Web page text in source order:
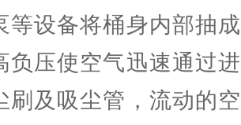
等设备将桶身内部抽
负压使空气迅速通过
刷及吸尘管，流动的